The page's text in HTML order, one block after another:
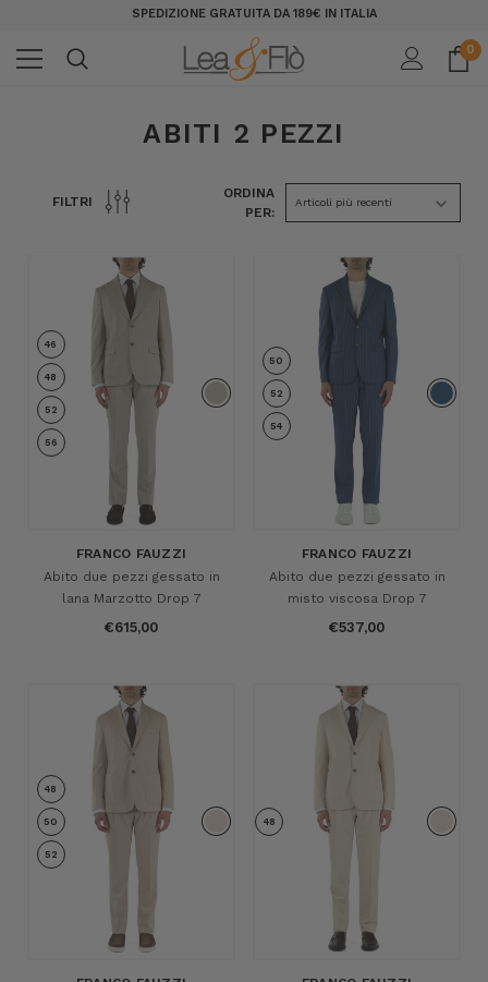
SPEDIZIONE GRATUITA DA 189€ IN ITALIA
0
ABITI 2 PEZZI
FILTRI
ORDINA
PER:
46
48
52
56
FRANCO FAUZZI
Abito due pezzi gessato in
lana Marzotto Drop 7
€615,00
50
52
54
FRANCO FAUZZI
Abito due pezzi gessato in
misto viscosa Drop 7
€537,00
48
50
52
48